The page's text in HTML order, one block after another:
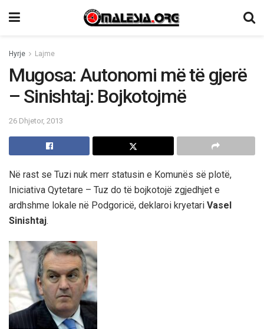
Hyrje Lajme
Mugosa: Autonomi më të gjerë
– Sinishtaj: Bojkotojmë
26 Dhjetor, 2013
Në rast se Tuzi nuk merr statusin e Komunës së plotë,
Iniciativa Qytetare – Tuz do të bojkotojë zgjedhjet e
ardhshme lokale në Podgoricë, deklaroi kryetari Vasel
Sinishtaj.